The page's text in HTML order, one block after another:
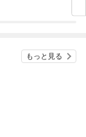
今
もっと見る